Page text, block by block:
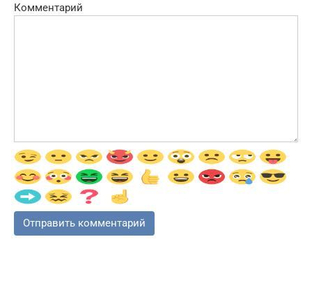
Комментарий